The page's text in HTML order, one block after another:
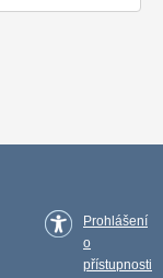
Prohlášení
o
přístupnosti